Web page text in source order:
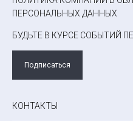
ПЕРСОНАЛЬНЫХ ДАННЫХ
БУДЬТЕ В КУРСЕ СОБЫТИЙ
Подписаться
КОНТАКТЫ